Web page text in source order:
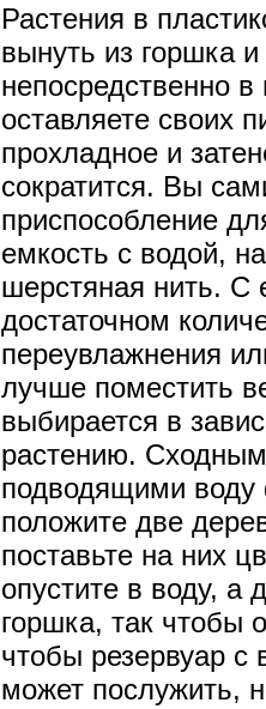
Растения в
вынуть из горшка
непосредственно
оставляете своих
прохладное и
сократится. Вы
приспособление
емкость с водой,
шерстяная нить. С
достаточном
переувлажнения
лучше поместить
выбирается в
растению.
подводящими воду
положите две
поставьте на них
опустите в воду, а
горшка, так чтобы
чтобы резервуар
может послужить,